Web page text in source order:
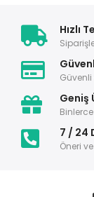
Hızlı
Geniş
7 / 24
Öneri